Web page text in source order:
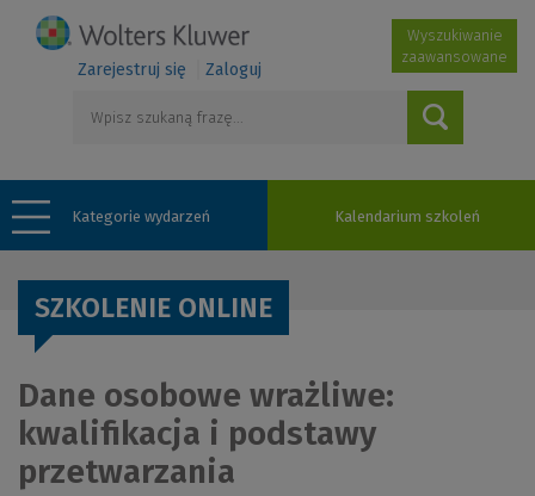
Zarejestruj się Zaloguj
Wyszukiwanie
zaawansowane
Kategorie wydarzeń Kalendarium szkoleń
SZKOLENIE ONLINE
Dane osobowe wrażliwe:
kwalifikacja i podstawy
przetwarzania